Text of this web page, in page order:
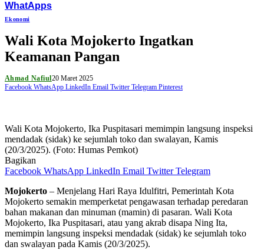
WhatApps
Ekonomi
Wali Kota Mojokerto Ingatkan
Keamanan Pangan
Ahmad Nafiul20 Maret 2025
Facebook WhatsApp LinkedIn Email Twitter Telegram Pinterest
Wali Kota Mojokerto, Ika Puspitasari memimpin langsung inspeksi
mendadak (sidak) ke sejumlah toko dan swalayan, Kamis
(20/3/2025). (Foto: Humas Pemkot)
Bagikan
Facebook WhatsApp LinkedIn Email Twitter Telegram
Mojokerto – Menjelang Hari Raya Idulfitri, Pemerintah Kota
Mojokerto semakin memperketat pengawasan terhadap peredaran
bahan makanan dan minuman (mamin) di pasaran. Wali Kota
Mojokerto, Ika Puspitasari, atau yang akrab disapa Ning Ita,
memimpin langsung inspeksi mendadak (sidak) ke sejumlah toko
dan swalayan pada Kamis (20/3/2025).